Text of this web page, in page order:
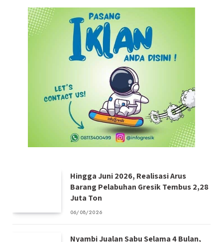
Hingga Juni 2026, Realisasi Arus
Barang Pelabuhan Gresik Tembus 2,28
Juta Ton
06/08/2026
Nyambi Jualan Sabu Selama 4 Bulan,